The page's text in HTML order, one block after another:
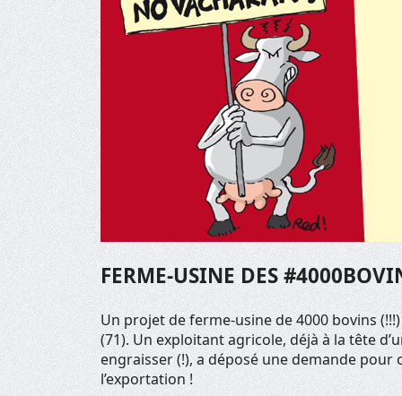
FERME-USINE DES
Un projet de ferme-usine de 4000 bovins
(71). Un exploitant agricole, déjà à la tête
engraisser (!), a déposé une demande
l’exportation !